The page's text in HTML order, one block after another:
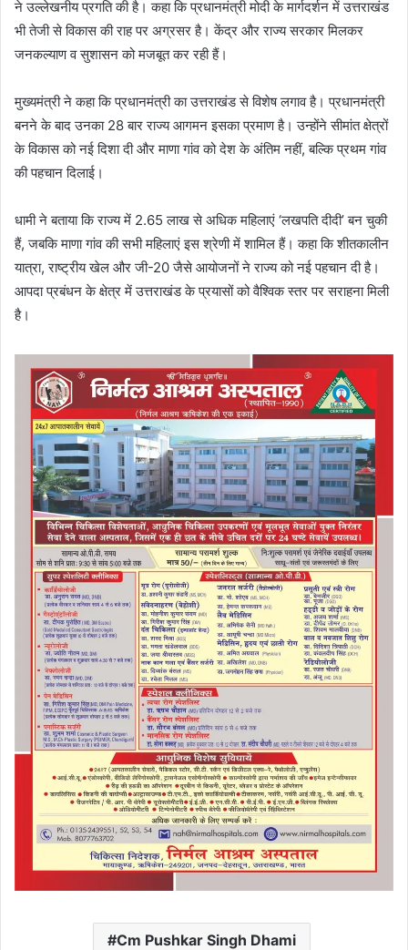
ने उल्लेखनीय प्रगति की है। कहा कि प्रधानमंत्री मोदी के मार्गदर्शन में उत्तराखंड
भी तेजी से विकास की राह पर अग्रसर है। केंद्र और राज्य सरकार मिलकर
जनकल्याण व सुशासन को मजबूत कर रही हैं।
मुख्यमंत्री ने कहा कि प्रधानमंत्री का उत्तराखंड से विशेष लगाव है। प्रधानमंत्री
बनने के बाद उनका 28 बार राज्य आगमन इसका प्रमाण है। उन्होंने सीमांत क्षेत्रों
के विकास को नई दिशा दी और माणा गांव को देश के अंतिम नहीं, बल्कि प्रथम गांव
की पहचान दिलाई।
धामी ने बताया कि राज्य में 2.65 लाख से अधिक महिलाएं ‘लखपति दीदी’ बन चुकी
हैं, जबकि माणा गांव की सभी महिलाएं इस श्रेणी में शामिल हैं। कहा कि शीतकालीन
यात्रा, राष्ट्रीय खेल और जी-20 जैसे आयोजनों ने राज्य को नई पहचान दी है।
आपदा प्रबंधन के क्षेत्र में उत्तराखंड के प्रयासों को वैश्विक स्तर पर सराहना मिली
है।
Cm Pushkar Singh Dhami